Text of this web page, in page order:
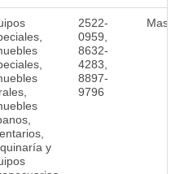
y
2522-
0959,
8632-
4283,
8897-
9796